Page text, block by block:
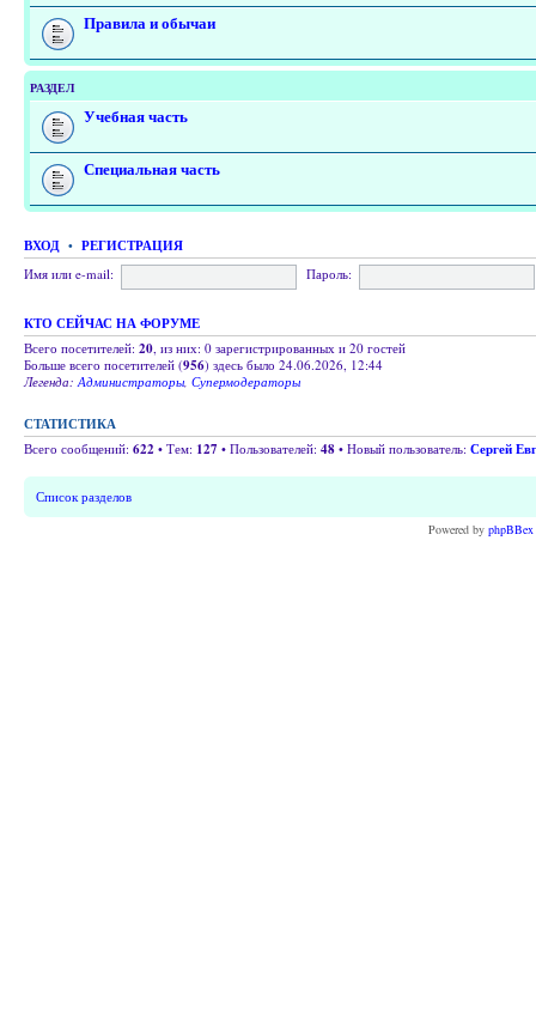
Правила и обычаи
РАЗДЕЛ
Учебная часть
Специальная часть
ВХОД • РЕГИСТРАЦИЯ
Имя или e-mail: Пароль:
КТО СЕЙЧАС НА ФОРУМЕ
Всего посетителей: 20 , из них: 0 зарегистрированных и 20 гостей
Больше всего посетителей (956) здесь было 24.06.2026, 12:44
Легенда: Администраторы Супермодераторы
СТАТИСТИКА
Всего сообщений: 622 • Тем: 127 • Пользователей: 48 • Новый пользователь: Сергей
Список разделов
Powered by phpBBex